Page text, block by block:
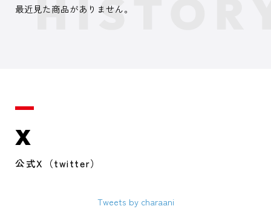
最近見た商品がありません。
X
公式X（twitter）
Tweets by charaani